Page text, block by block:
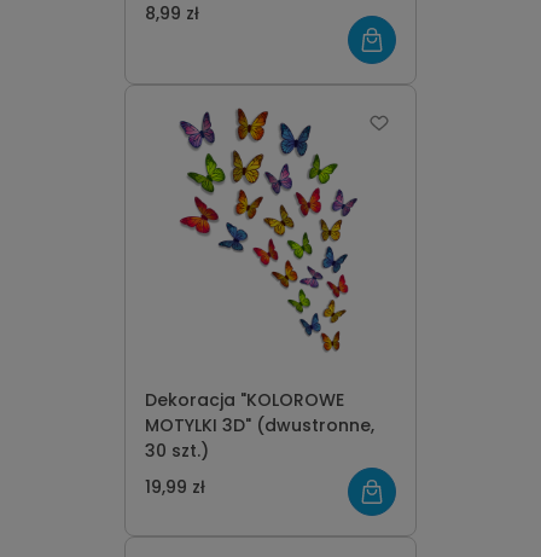
8,99 zł
Dekoracja "KOLOROWE
MOTYLKI 3D" (dwustronne,
30 szt.)
19,99 zł